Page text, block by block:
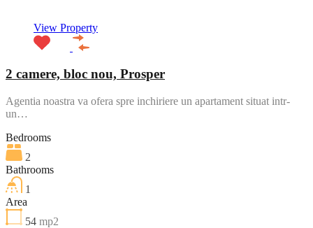
View Property
2 camere, bloc nou, Prosper
Agentia noastra va ofera spre inchiriere un apartament situat intr-
un…
Bedrooms
2
Bathrooms
1
Area
54 mp2